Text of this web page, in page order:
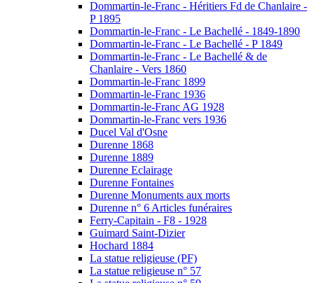
Dommartin-le-Franc - Héritiers Fd de Chanlaire -
P 1895
Dommartin-le-Franc - Le Bachellé - 1849-1890
Dommartin-le-Franc - Le Bachellé - P 1849
Dommartin-le-Franc - Le Bachellé & de
Chanlaire - Vers 1860
Dommartin-le-Franc 1899
Dommartin-le-Franc 1936
Dommartin-le-Franc AG 1928
Dommartin-le-Franc vers 1936
Ducel Val d'Osne
Durenne 1868
Durenne 1889
Durenne Eclairage
Durenne Fontaines
Durenne Monuments aux morts
Durenne n° 6 Articles funéraires
Ferry-Capitain - F8 - 1928
Guimard Saint-Dizier
Hochard 1884
La statue religieuse (PF)
La statue religieuse n° 57